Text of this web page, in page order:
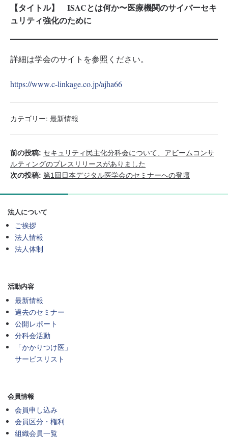
【タイトル】 ISACとは何か〜医療機関のサイバーセキ
ュリティ強化のために
詳細は学会のサイトを参照ください。
https://www.c-linkage.co.jp/ajha66
カテゴリー: 最新情報
前の投稿: セキュリティ民主化分科会について、アビームコンサ
ルティングのプレスリリースがありました
次の投稿: 第1回日本デジタル医学会のセミナーへの登壇
法人について
ご挨拶
法人情報
法人体制
活動内容
最新情報
過去のセミナー
公開レポート
分科会活動
「かかりつけ医」
サービスリスト
会員情報
会員申し込み
会員区分・権利
組織会員一覧